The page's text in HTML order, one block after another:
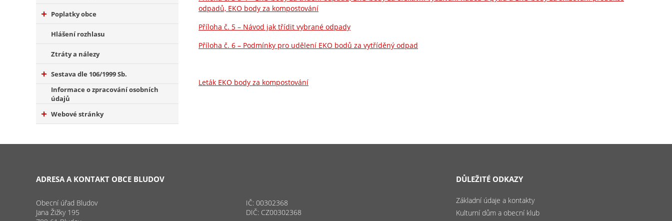
Poplatky obce
Hlášení rozhlasu
Ztráty a nálezy
Sestava dle 106/1999 Sb.
Informace o zpracování osobních
údajů
Webové stránky
odpadů, EKO body za kompostování
Příloha č. 5 – Návod jak třídit vybrané odpady
Příloha č. 6 – Podmínky pro udělení EKO bodů za vytříděný odpad
Leták EKO body za kompostování
ADRESA A KONTAKT OBCE BLUDOV
Obecní úřad Bludov
Jana Žižky 195
IČ: 00302368
DIČ: CZ00302368
DŮLEŽITÉ ODKAZY
Základní údaje a kontakty
Kulturní dům a obecní klub